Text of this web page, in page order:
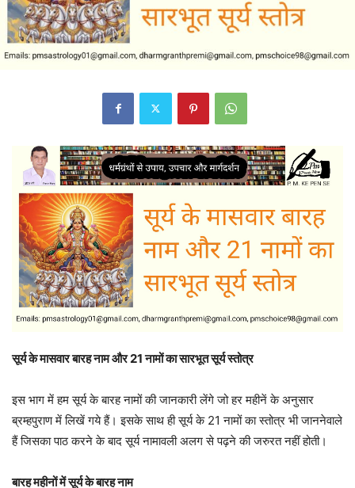
सूर्य के मासवार बारह नाम और 21 नामों का सारभूत सूर्य स्तोत्र
इस भाग में हम सूर्य के बारह नामों की जानकारी लेंगे जो हर महीनें के अनुसार
ब्रम्हपुराण में लिखें गये हैं। इसके साथ ही सूर्य के 21 नामों का स्तोत्र भी जाननेवाले
हैं जिसका पाठ करने के बाद सूर्य नामावली अलग से पढ़ने की जरुरत नहीं होती।
बारह महीनों में सूर्य के बारह नाम